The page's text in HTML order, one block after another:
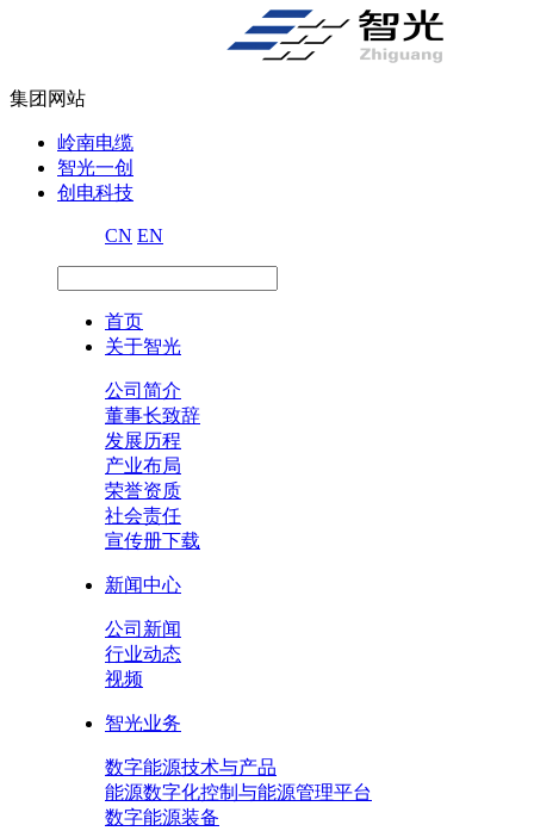
集团网站
岭南电缆
智光一创
创电科技
CN EN
首页
关于智光
公司简介
董事长致辞
发展历程
产业布局
荣誉资质
社会责任
宣传册下载
新闻中心
公司新闻
行业动态
视频
智光业务
数字能源技术与产品
能源数字化控制与能源管理平台
数字能源装备